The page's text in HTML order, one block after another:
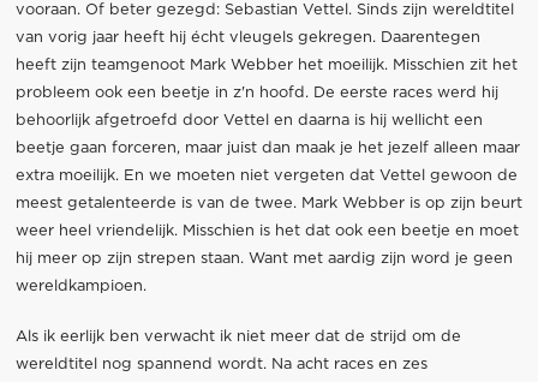
vooraan. Of beter gezegd: Sebastian Vettel. Sinds zijn wereldtitel
van vorig jaar heeft hij écht vleugels gekregen. Daarentegen
heeft zijn teamgenoot Mark Webber het moeilijk. Misschien zit het
probleem ook een beetje in z'n hoofd. De eerste races werd hij
behoorlijk afgetroefd door Vettel en daarna is hij wellicht een
beetje gaan forceren, maar juist dan maak je het jezelf alleen maar
extra moeilijk. En we moeten niet vergeten dat Vettel gewoon de
meest getalenteerde is van de twee. Mark Webber is op zijn beurt
weer heel vriendelijk. Misschien is het dat ook een beetje en moet
hij meer op zijn strepen staan. Want met aardig zijn word je geen
wereldkampioen.
Als ik eerlijk ben verwacht ik niet meer dat de strijd om de
wereldtitel nog spannend wordt. Na acht races en zes